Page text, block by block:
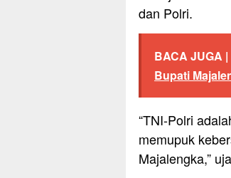
dan Polri.
BACA JUGA |
Bupati
“TNI-Polri
memupuk
Majalengka,”